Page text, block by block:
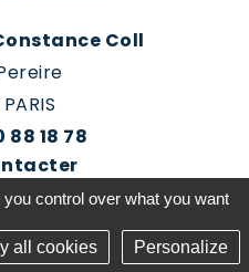
Coll
88 18 78
vous
control over what you want
all cookies Personalize